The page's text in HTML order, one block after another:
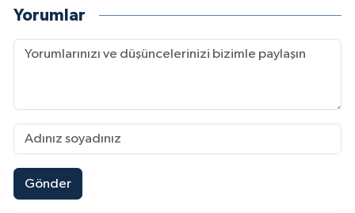
Yorumlar
Gönder